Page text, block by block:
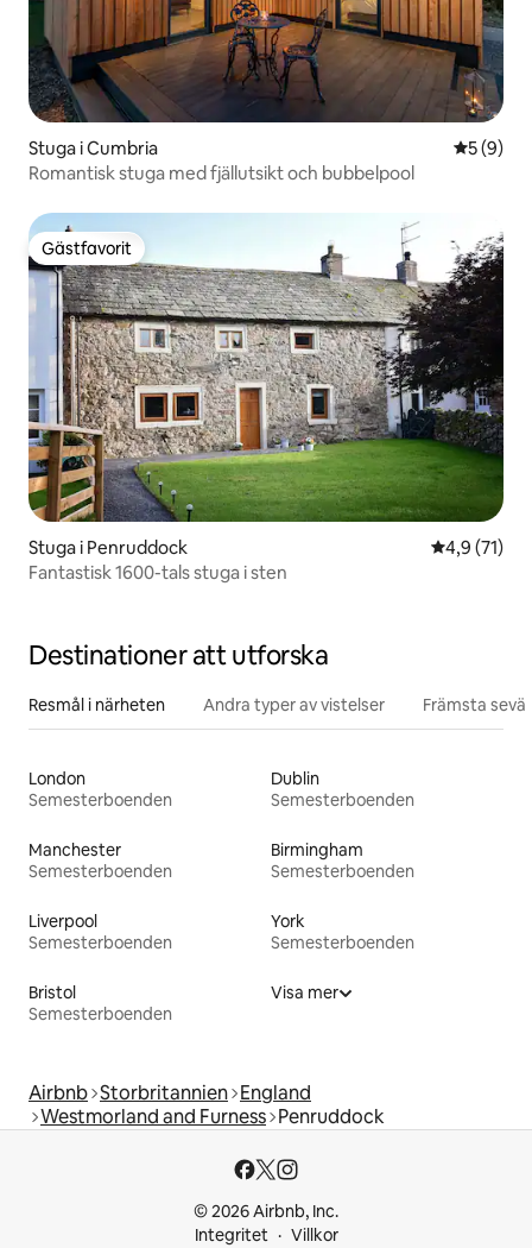
Stuga i Cumbria 5 av 5 i
5 (9)
Romantisk stuga med fjällutsikt och bubbelpool
Gästfavorit
Gästfavorit
Stuga i Penruddock 4,9 av 5 i
4,9 (71)
Fantastisk 1600-tals stuga i sten
Destinationer att utforska
Resmål i närheten Andra typer av vistelser Främsta
London
Semesterboenden
Dublin
Semesterboenden
Manchester
Semesterboenden
Birmingham
Semesterboenden
Liverpool
Semesterboenden
York
Semesterboenden
Bristol
Semesterboenden
Visa mer
Airbnb Storbritannien England
Westmorland and Furness Penruddock
© 2026 Airbnb, Inc.
Integritet
Villkor